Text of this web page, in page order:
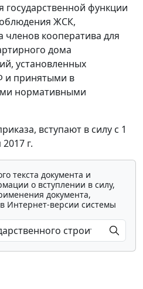
государственной функции
ЖСК,
кооператива для
дома
установленных
принятыми в
нормативными
вступают в силу с 1
г.
текста документа и
о вступлении в силу,
документа,
Интернет-версии системы